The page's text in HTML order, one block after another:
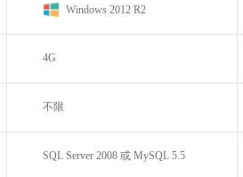
Windows 2012 R2
4G
不限
SQL Server 2008 或 MySQL 5.5